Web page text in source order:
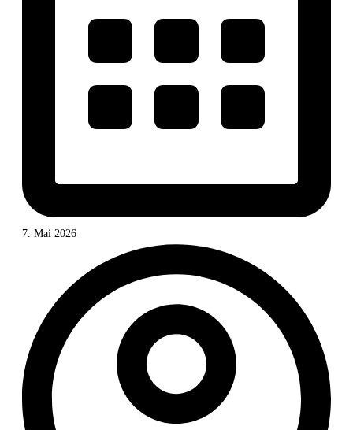
7. Mai 2026